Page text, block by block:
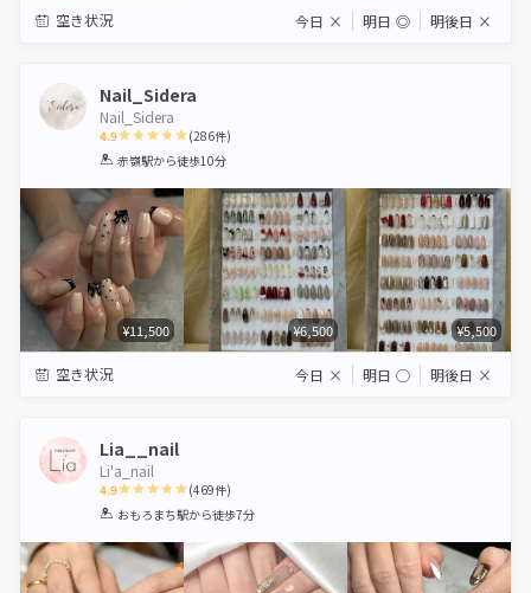
空き状況 今日 × 明日 ◎ 明後日 ×
Nail_Sidera
Nail_Sidera
4.9
1 2 3 4 5
(286件)
赤嶺駅から徒歩10分
¥11,500 ¥6,500 ¥5,500
空き状況 今日 × 明日 ◯ 明後日 ×
Lia__nail
Li'a_nail
4.9
1 2 3 4 5
(469件)
おもろまち駅から徒歩7分